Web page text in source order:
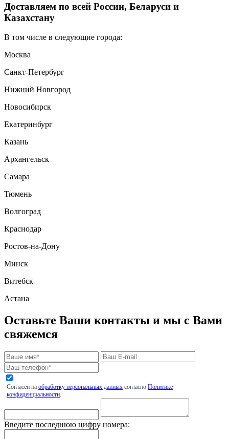
Доставляем по всей России, Беларуси и
Казахстану
В том числе в следующие города:
Москва
Санкт-Петербург
Нижний Новгород
Новосибирск
Екатеринбург
Казань
Архангельск
Самара
Тюмень
Волгоград
Краснодар
Ростов-на-Дону
Минск
Витебск
Астана
Оставьте Ваши контакты и мы с Вами
свяжемся
Согласен на обработку персональных данных согласно Политике
конфиденциальности.
Введите последнюю цифру номера: